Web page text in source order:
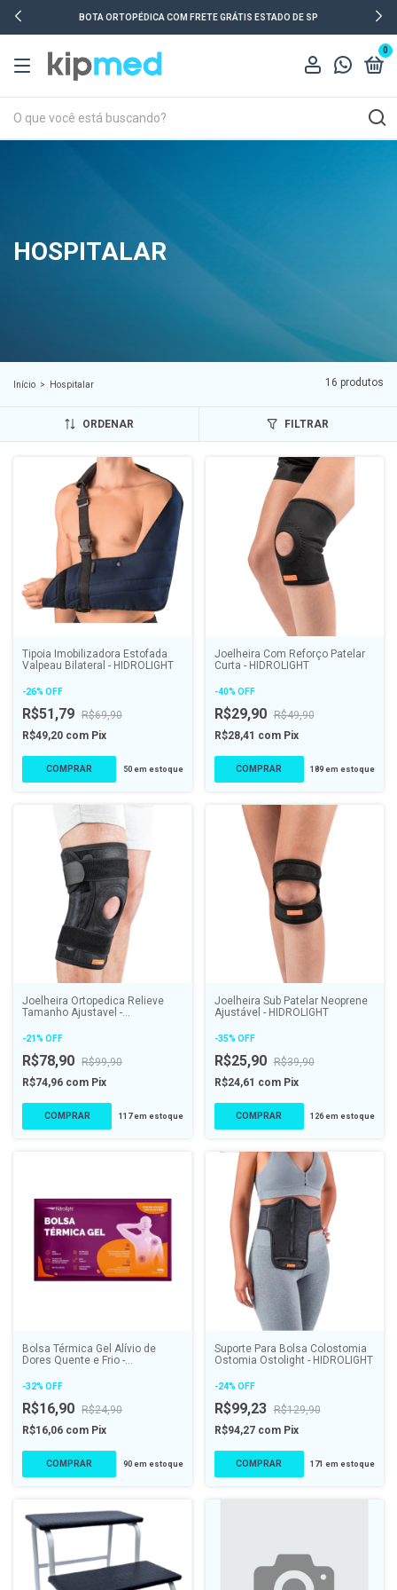
BOTA ORTOPÉDICA COM FRETE GRÁTIS ESTADO DE SP
0
HOSPITALAR
Início > Hospitalar 16 produtos
ORDENAR FILTRAR
Tipoia Imobilizadora Estofada
Valpeau Bilateral - HIDROLIGHT
-26% OFF
R$51,79 R$69,90
R$49,20 com Pix
COMPRAR 50em estoque
Joelheira Com Reforço Patelar
Curta - HIDROLIGHT
-40% OFF
R$29,90 R$49,90
R$28,41 com Pix
COMPRAR 189 em estoque
Joelheira Ortopedica Relieve
Tamanho Ajustavel -
-21% OFF
R$78,90 R$99,90
R$74,96 com Pix
COMPRAR 117em estoque
Joelheira Sub Patelar Neoprene
Ajustável - HIDROLIGHT
-35% OFF
R$25,90 R$39,90
R$24,61 com Pix
126em estoque
Bolsa Térmica Gel Alívio de
Dores Quente e Frio -
-32% OFF
R$16,90 R$24,90
R$16,06 com Pix
90em estoque
Suporte Para Bolsa Colostomia
Ostomia Ostolight - HIDROLIGHT
-24% OFF
R$99,23 R$129,90
R$94,27 com Pix
COMPRAR 171 em estoque